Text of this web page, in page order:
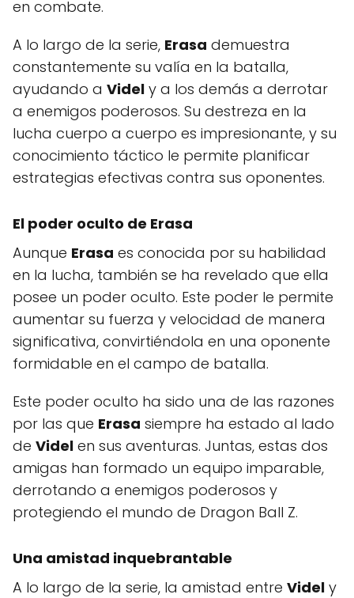
en combate.
A lo largo de la serie, Erasa demuestra
constantemente su valía en la batalla,
ayudando a Videl y a los demás a derrotar
a enemigos poderosos. Su destreza en la
lucha cuerpo a cuerpo es impresionante, y su
conocimiento táctico le permite planificar
estrategias efectivas contra sus oponentes.
El poder oculto de Erasa
Aunque Erasa es conocida por su habilidad
en la lucha, también se ha revelado que ella
posee un poder oculto. Este poder le permite
aumentar su fuerza y velocidad de manera
significativa, convirtiéndola en una oponente
formidable en el campo de batalla.
Este poder oculto ha sido una de las razones
por las que Erasa siempre ha estado al lado
de Videl en sus aventuras. Juntas, estas dos
amigas han formado un equipo imparable,
derrotando a enemigos poderosos y
protegiendo el mundo de Dragon Ball Z.
Una amistad inquebrantable
A lo largo de la serie, la amistad entre Videl y